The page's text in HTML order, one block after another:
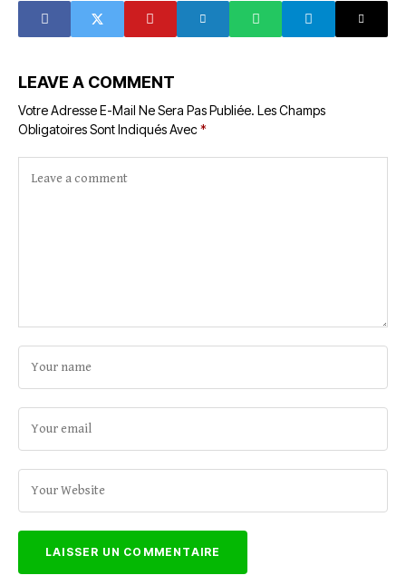
son avenir
numérique
silence
LEAVE A COMMENT
Votre Adresse E-Mail Ne Sera Pas Publiée. Les Champs
Obligatoires Sont Indiqués Avec*